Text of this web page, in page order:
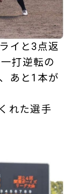
イと3点返
打逆転の
あと1本が
れた選手